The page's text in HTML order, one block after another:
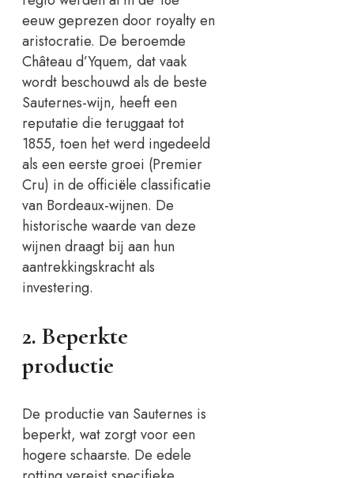
eeuw geprezen door royalty en
aristocratie. De beroemde
Château d’Yquem, dat vaak
wordt beschouwd als de beste
Sauternes-wijn, heeft een
reputatie die teruggaat tot
1855, toen het werd ingedeeld
als een eerste groei (Premier
Cru) in de officiële classificatie
van Bordeaux-wijnen. De
historische waarde van deze
wijnen draagt bij aan hun
aantrekkingskracht als
investering.
2. Beperkte
productie
De productie van Sauternes is
beperkt, wat zorgt voor een
hogere schaarste. De edele